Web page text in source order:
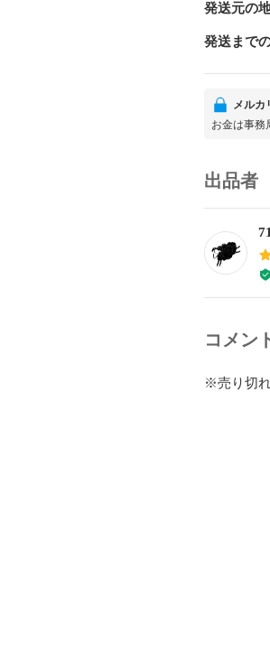
発送元の
発送まで
メルカ
お金は事務
出品者
コメン
※売り切